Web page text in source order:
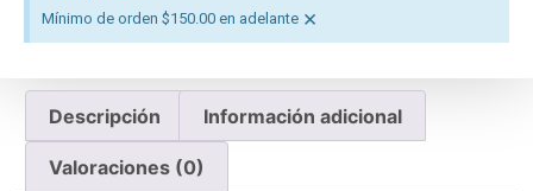
Mínimo de orden $150.00 en adelante ×
Descripción Información adicional
Valoraciones (0)